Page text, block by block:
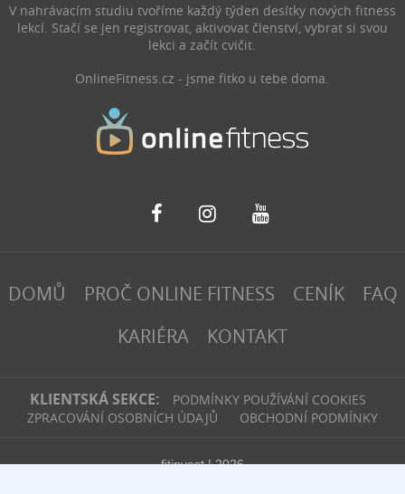
V nahrávacím studiu tvoříme každý týden desítky nových fitness
lekcí. Stačí se jen registrovat, aktivovat členství, vybrat si svou
lekci a začít cvičit.
OnlineFitness.cz - jsme fitko u tebe doma.
DOMŮ PROČ ONLINE FITNESS CENÍK
FAQ
KARIÉRA
KONTAKT
KLIENTSKÁ SEKCE:
PODMÍNKY POUŽÍVÁNÍ COOKIES
ZPRACOVÁNÍ OSOBNÍCH ÚDAJŮ
OBCHODNÍ PODMÍNKY
fitinvest | 2026